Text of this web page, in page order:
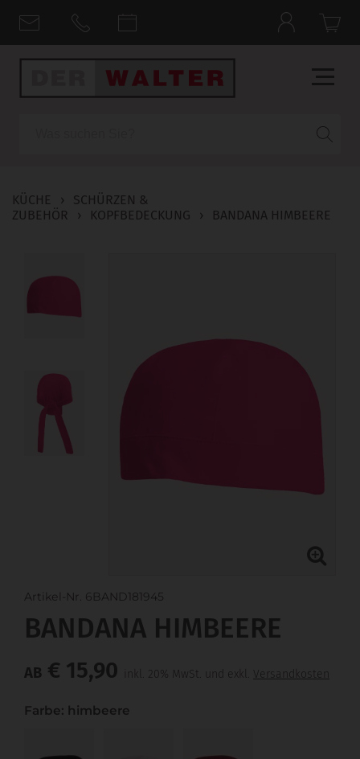
KÜCHE ›
SCHÜRZEN &
ZUBEHÖR
› KOPFBEDECKUNG › BANDANA HIMBEERE
Artikel-Nr. 6BAND181945
BANDANA HIMBEERE
AB € 15,90 inkl. 20% MwSt. und exkl. Versandkosten
Farbe: himbeere